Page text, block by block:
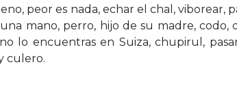
peor es nada, echar el chal, viborear,
mano, perro, hijo de su madre, codo,
lo encuentras en Suiza, chupirul,
culero.